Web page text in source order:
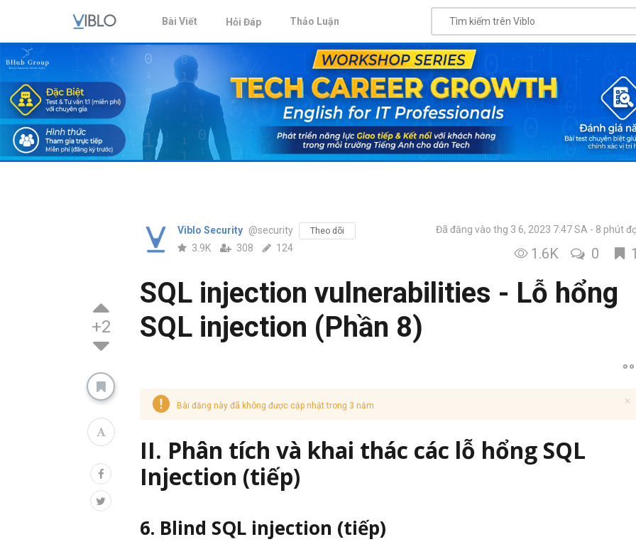
Bài Viết Hỏi Đáp Thảo Luận
+2
Viblo Security @security Theo dõi
3.9K 308 124
Đã đăng vào thg 3 6, 2023 7:47 SA 8 phút
1.6K 0
SQL injection vulnerabilities - Lỗ hổng
SQL injection (Phần 8)
Bài đăng này đã không được cập nhật trong 3 năm
II. Phân tích và khai thác các lỗ hổng SQL
Injection (tiếp)
6. Blind SQL injection (tiếp)